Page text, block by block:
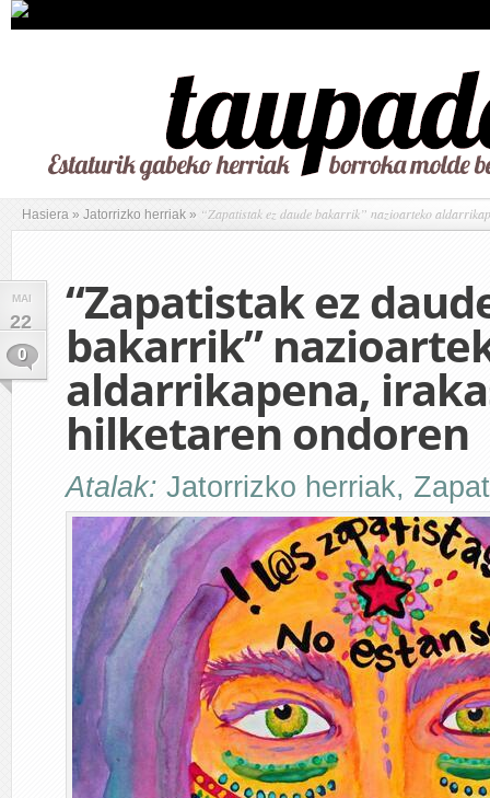
Hasiera » Jatorrizko herriak » “Zapatistak ez daude bakarrik” nazioarteko
MAI
22
0
“Zapatistak ez
bakarrik”
aldarrikapena,
hilketaren ondoren
Atalak: Jatorrizko herriak,